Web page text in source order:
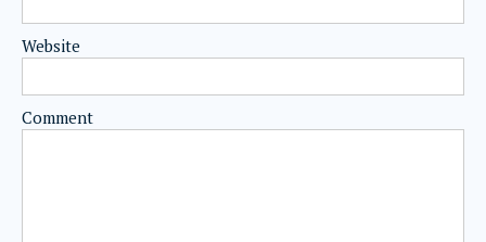
Website
Comment